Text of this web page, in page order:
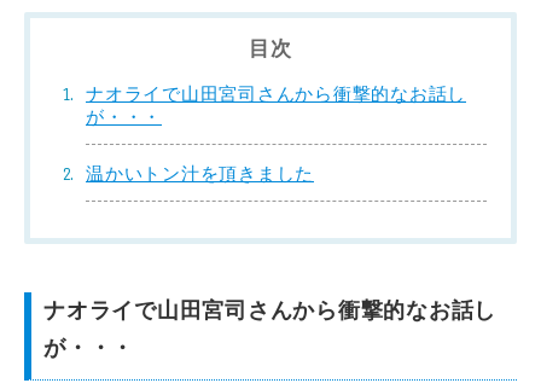
目次
ナオライで山田宮司さんから衝撃的なお話し
が・・・
温かいトン汁を頂きました
ナオライで山田宮司さんから衝撃的なお話し
が・・・